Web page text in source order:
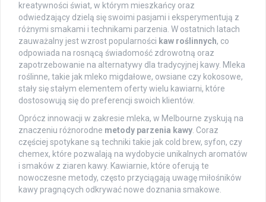
kreatywności świat, w którym mieszkańcy oraz
odwiedzający dzielą się swoimi pasjami i eksperymentują z
różnymi smakami i technikami parzenia. W ostatnich latach
zauważalny jest wzrost popularności kaw roślinnych, co
odpowiada na rosnącą świadomość zdrowotną oraz
zapotrzebowanie na alternatywy dla tradycyjnej kawy. Mleka
roślinne, takie jak mleko migdałowe, owsiane czy kokosowe,
stały się stałym elementem oferty wielu kawiarni, które
dostosowują się do preferencji swoich klientów.
Oprócz innowacji w zakresie mleka, w Melbourne zyskują na
znaczeniu różnorodne metody parzenia kawy . Coraz
częściej spotykane są techniki takie jak cold brew, syfon, czy
chemex, które pozwalają na wydobycie unikalnych aromatów
i smaków z ziaren kawy. Kawiarnie, które oferują te
nowoczesne metody, często przyciągają uwagę miłośników
kawy pragnących odkrywać nowe doznania smakowe.